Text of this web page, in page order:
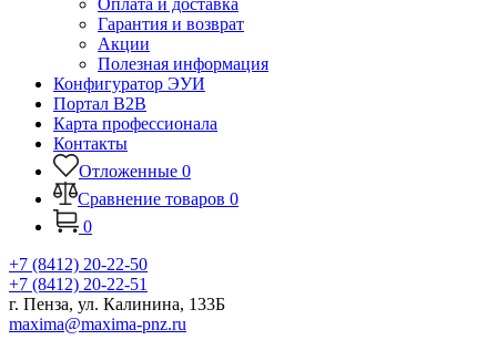
Оплата и доставка
Гарантия и возврат
Акции
Полезная информация
Конфигуратор ЭУИ
Портал B2B
Карта профессионала
Контакты
Отложенные 0
Сравнение товаров 0
0
+7 (8412) 20-22-50
+7 (8412) 20-22-51
г. Пенза, ул. Калинина, 133Б
maxima@maxima-pnz.ru